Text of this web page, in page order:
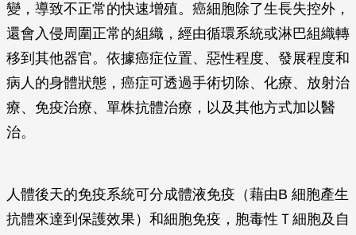
變，導致不正常的快速增殖。癌細胞除了生長失控外，
還會入侵周圍正常的組織，經由循環系統或淋巴組織轉
移到其他器官。依據癌症位置、惡性程度、發展程度和
病人的身體狀態，癌症可透過手術切除、化療、放射治
療、免疫治療、單株抗體治療，以及其他方式加以醫
治。
人體後天的免疫系統可分成體液免疫（藉由B 細胞產生
抗體來達到保護效果）和細胞免疫，胞毒性Ｔ細胞及自